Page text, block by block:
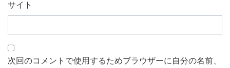
サイト
次回のコメントで使用するためブラウザーに自分の名前、